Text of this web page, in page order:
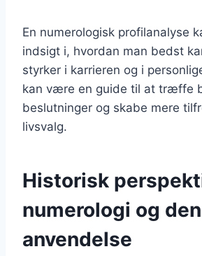
En numerologisk profilanalyse
indsigt i, hvordan man bedst
styrker i karrieren og i
kan være en guide til at træffe
beslutninger og skabe mere
livsvalg.
Historisk
numerologi og
anvendelse